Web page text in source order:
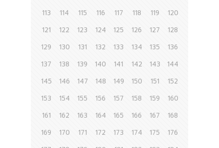
113
114 115 116 117 118 119
120
121
122 123 124 125 126 127
128
129
130 131 132 133 134 135
136
137
138 139 140 141 142 143
144
145
146 147 148 149 150 151
152
153
154 155 156 157 158 159
160
161
162 163 164 165 166 167
168
169
170 171 172 173 174 175
176